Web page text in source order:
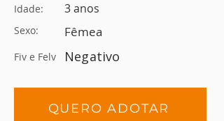
Idade: 3 anos
Sexo: Fêmea
Fiv e Felv Negativo
QUERO ADOTAR